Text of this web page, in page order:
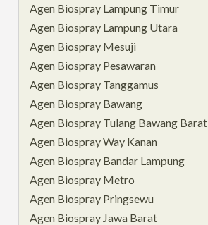
Agen Biospray Lampung Timur
Agen Biospray Lampung Utara
Agen Biospray Mesuji
Agen Biospray Pesawaran
Agen Biospray Tanggamus
Agen Biospray Bawang
Agen Biospray Tulang Bawang Barat
Agen Biospray Way Kanan
Agen Biospray Bandar Lampung
Agen Biospray Metro
Agen Biospray Pringsewu
Agen Biospray Jawa Barat